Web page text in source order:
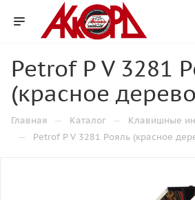
Petrof P V 3281
(красное
Главная — Каталог — Клавишные
— Petrof P V 3281 Рояль (красное